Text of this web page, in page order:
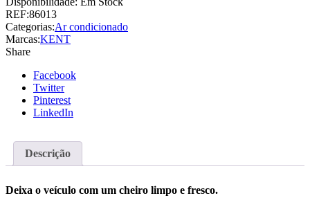
REF:86013
Categorias:Ar condicionado
Marcas:KENT
Share
Facebook
Twitter
Pinterest
LinkedIn
Descrição
Deixa o veículo com um cheiro limpo e fresco.